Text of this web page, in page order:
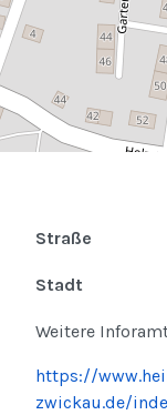
Straße
Stadt
Weitere
https://
zwickau.de/